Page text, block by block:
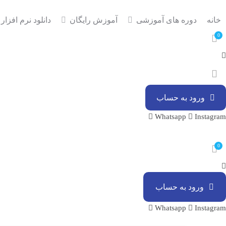
خانه دوره های آموزشی آموزش رایگان دانلود نرم افزار
0
ورود به حساب
Whatsapp Instagram
0
ورود به حساب
Whatsapp Instagram